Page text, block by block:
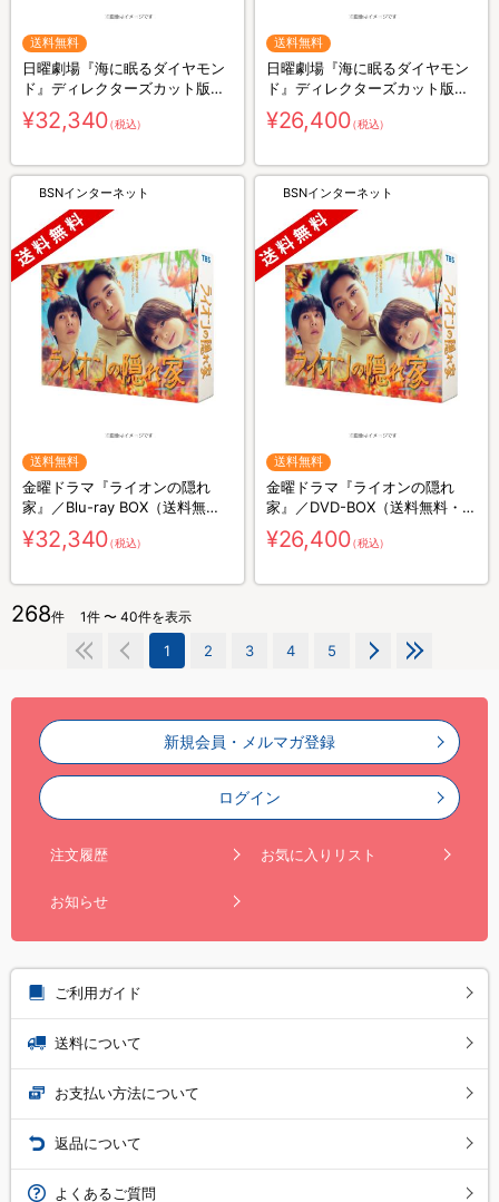
送料無料
日曜劇場『海に眠るダイヤモン
ド』ディレクターズカット版／
Blu-ray BOX（送料無料・4枚
組）
¥32,340（税込）
送料無料
日曜劇場『海に眠るダイヤモン
ド』ディレクターズカット版／
DVD-BOX（送料無料・6枚組）
¥26,400（税込）
BSNインターネット
送料無料
金曜ドラマ『ライオンの隠れ
家』／Blu-ray BOX（送料無
料・4枚組）
¥32,340（税込）
BSNインターネット
送料無料
金曜ドラマ『ライオンの隠れ
家』／DVD-BOX（送料無料・6
枚組）
¥26,400（税込）
268件 1件 〜 40件を表示
1 2 3 4 5
新規会員・メルマガ登録
ログイン
注文履歴 お気に入りリスト
お知らせ
ご利用ガイド
送料について
お支払い方法について
返品について
よくあるご質問